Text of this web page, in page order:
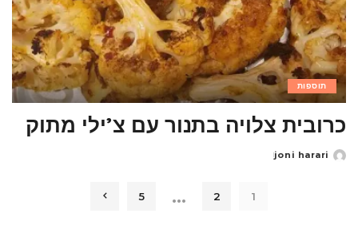
תוספות
כרובית צלויה בתנור עם צ’ילי מתוק
Posted
joni harari
1
2
…
5